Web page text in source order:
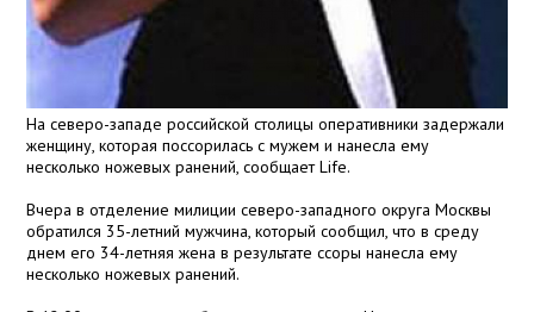
На северо-западе российской столицы оперативники задержали
женщину, которая поссорилась с мужем и нанесла ему
несколько ножевых ранений, сообщает Life.
Вчера в отделение милиции северо-западного округа Москвы
обратился 35-летний мужчина, который сообщил, что в среду
днем его 34-летняя жена в результате ссоры нанесла ему
несколько ножевых ранений.